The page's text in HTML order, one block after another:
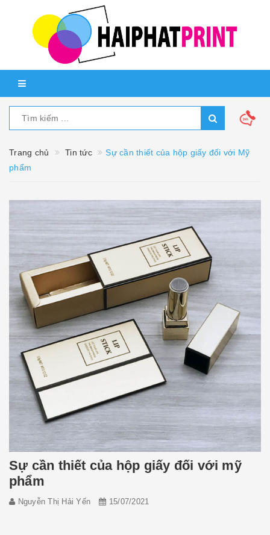
Trang chủ Tin tức
Sự cần thiết của hộp giấy đối với Mỹ
phẩm
Sự cần thiết của hộp giấy đối với mỹ
phẩm
Nguyễn Thị Hải Yến 15/07/2021